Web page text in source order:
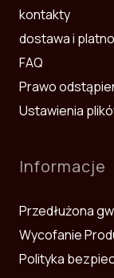
kontakty
dostawa i
FAQ
Prawo
Ustawienia
Informacje
Przedłużona
Wycofanie
Polityka